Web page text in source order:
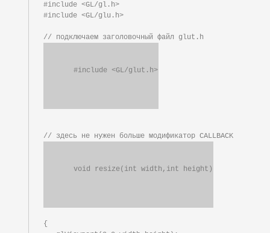
#include <GL/gl.h>
#include <GL/glu.h>
#include <GL/glut.h>
// здесь не нужен больше модификатор CALLBACK
{